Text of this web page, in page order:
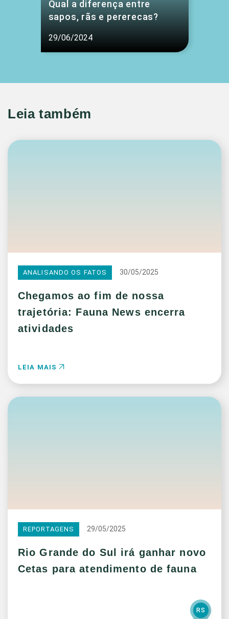
Qual a diferença entre
sapos, rãs e pererecas?
29/06/2024
Leia também
ANALISANDO OS FATOS 30/05/2025
Chegamos ao fim de nossa
trajetória: Fauna News encerra
atividades
LEIA MAIS
REPORTAGENS 29/05/2025
Rio Grande do Sul irá ganhar novo
Cetas para atendimento de fauna
RS